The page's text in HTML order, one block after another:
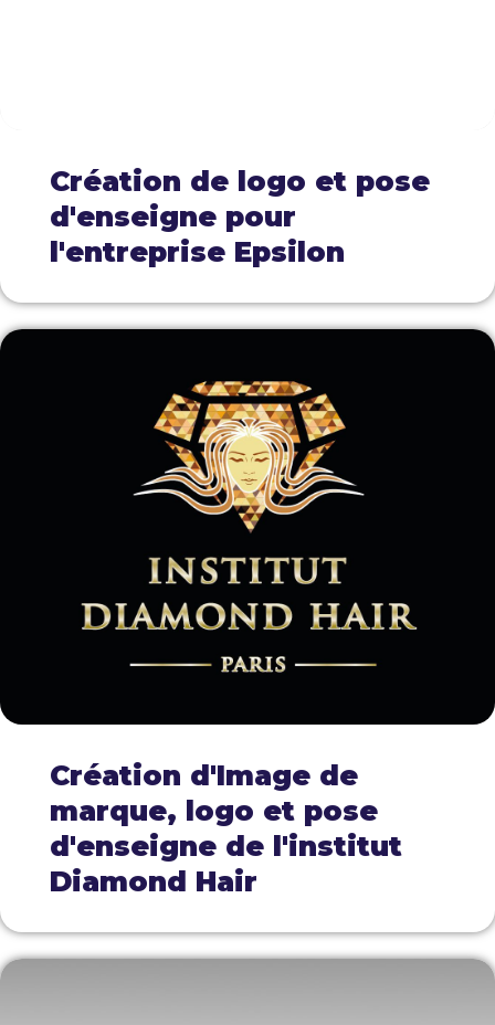
Création de logo et pose
d'enseigne pour
l'entreprise Epsilon
Création d'Image de
marque, logo et pose
d'enseigne de l'institut
Diamond Hair